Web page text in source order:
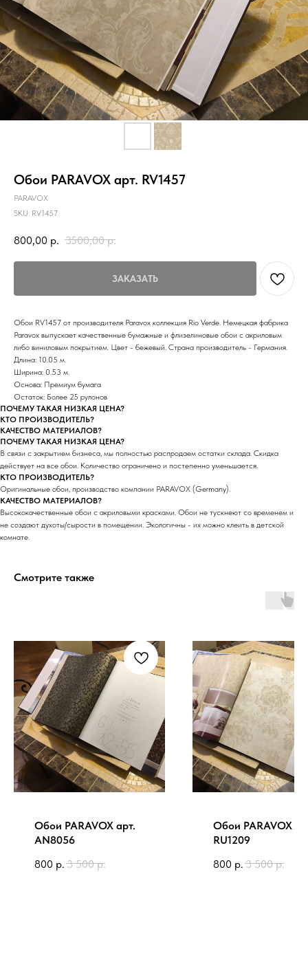
Обои PARAVOX арт. RV1457
PARAVOX
SKU: RV1457
800,00 р. 3500,00 р.
ЗАКАЗАТЬ
Обои RV1457 от производителя Paravox коллекция Rio Verde. Немецкая фабрика
Paravox выпускает качественные бумажные и флизелиновые обои с акриловым
либо виниловым покрытием. Цвет - бежевый. Страна производитель - Германия.
Длина: 10.05 м.
Ширина: 0.53 м.
Основа: Премиум бумага
Остаток: Более 25 рулонов
ПОЧЕМУ ТАКАЯ НИЗКАЯ ЦЕНА?
КТО ПРОИЗВОДИТЕЛЬ?
КАЧЕСТВО МАТЕРИАЛОВ?
ПОЧЕМУ ТАКАЯ НИЗКАЯ ЦЕНА?
В связи с закрытием бизнеса, мы полностью распродаем остатки склада. Скидка
действует на все обои. Количество ограничено и постепенно уменьшается.
КТО ПРОИЗВОДИТЕЛЬ?
Оригинальные обои, производство компании PARAVOX (Germany).
КАЧЕСТВО МАТЕРИАЛОВ?
Высококачественные обои с акриловыми красками. Обои не тускнеют со временем и
не создают духоты/сырости в помещении. Экологичны - их можно клеить в детской
комнате.
Смотрите также
Обои PARAVOX арт.
AN8056
800 р. 3 500 р.
Обои PARAVOX
RU1209
800 р. 3 500 р.